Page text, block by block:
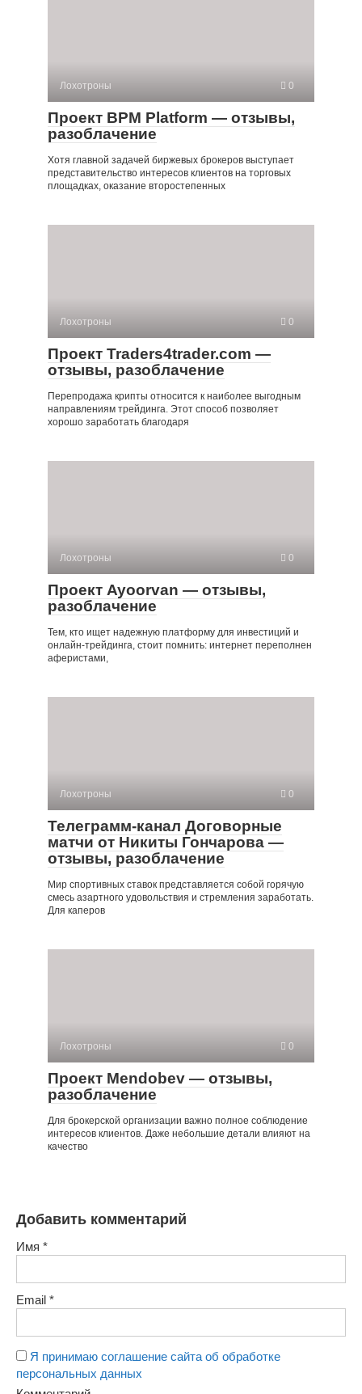
Лохотроны 0
Проект BPM Platform — отзывы,
разоблачение
Хотя главной задачей биржевых брокеров выступает
представительство интересов клиентов на торговых
площадках, оказание второстепенных
Лохотроны 0
Проект Traders4trader.com —
отзывы, разоблачение
Перепродажа крипты относится к наиболее выгодным
направлениям трейдинга. Этот способ позволяет
хорошо заработать благодаря
Лохотроны 0
Проект Ayoorvan — отзывы,
разоблачение
Тем, кто ищет надежную платформу для инвестиций и
онлайн-трейдинга, стоит помнить: интернет переполнен
аферистами,
Лохотроны 0
Телеграмм-канал Договорные
матчи от Никиты Гончарова —
отзывы, разоблачение
Мир спортивных ставок представляется собой горячую
смесь азартного удовольствия и стремления заработать.
Для каперов
Лохотроны 0
Проект Mendobev — отзывы,
разоблачение
Для брокерской организации важно полное соблюдение
интересов клиентов. Даже небольшие детали влияют на
качество
Добавить комментарий
Имя *
Email *
Я принимаю соглашение сайта об обработке
персональных данных